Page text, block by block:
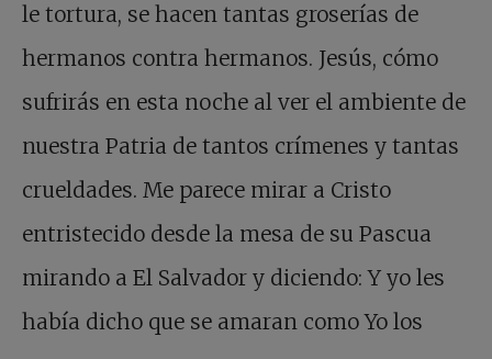
le tortura, se hacen tantas groserías de
hermanos contra hermanos. Jesús, cómo
sufrirás en esta noche al ver el ambiente de
nuestra Patria de tantos crímenes y tantas
crueldades. Me parece mirar a Cristo
entristecido desde la mesa de su Pascua
mirando a El Salvador y diciendo: Y yo les
había dicho que se amaran como Yo los